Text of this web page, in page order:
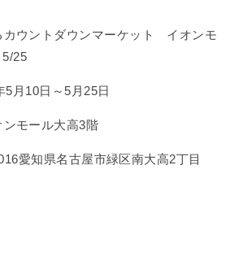
カウントダウンマーケット イオンモ
25
5月10日～5月25日
ンモール大高3階
愛知県名古屋市緑区南大高2丁目